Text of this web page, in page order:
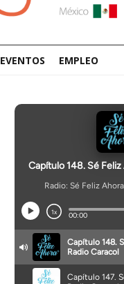
EVENTOS EMPLEO